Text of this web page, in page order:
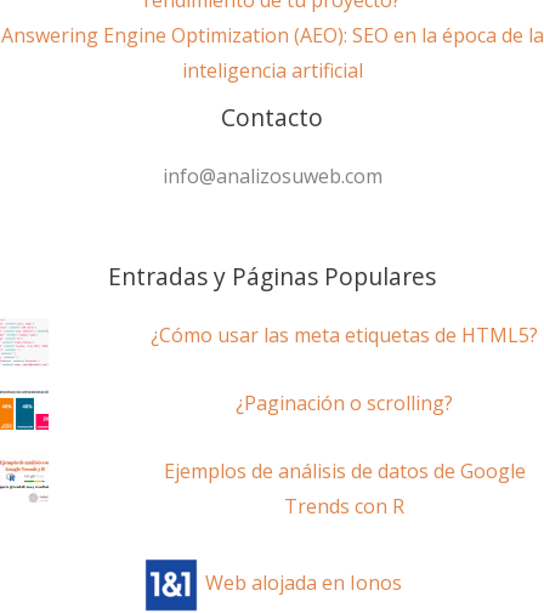
Answering Engine Optimization (AEO): SEO en la época de la
inteligencia artificial
Contacto
info@analizosuweb.com
Entradas y Páginas Populares
¿Cómo usar las meta etiquetas de HTML5?
¿Paginación o scrolling?
Ejemplos de análisis de datos de Google
Trends con R
Web alojada en Ionos